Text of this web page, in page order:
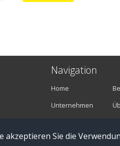
Sie die
Navigation
Home
Unternehmen